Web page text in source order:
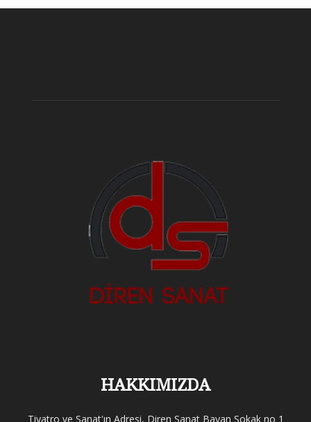
HAKKIMIZDA
Tiyatro ve Sanat'ın Adresi, Diren Sanat Bayan Sokak no 1